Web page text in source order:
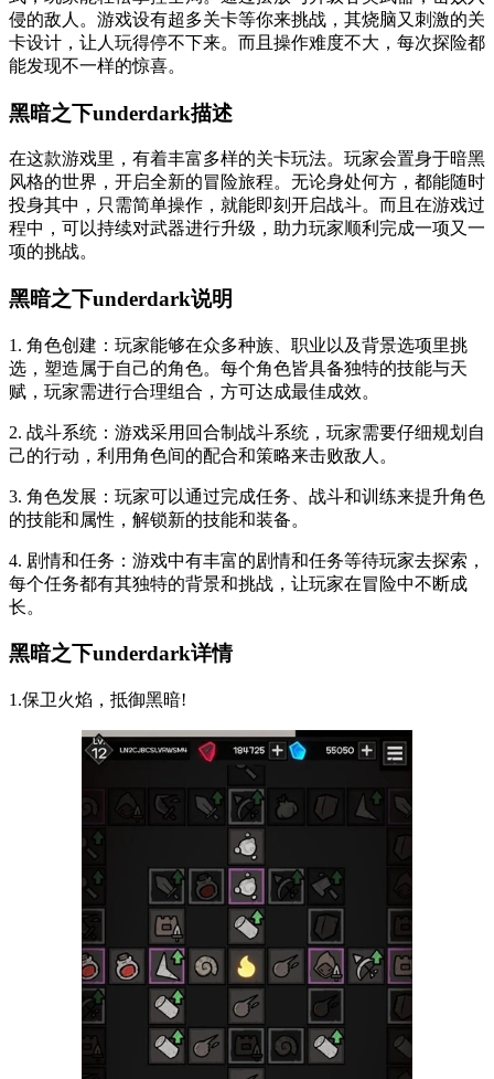
侵的敌人。游戏设有超多关卡等你来挑战，其烧脑又刺激的关
卡设计，让人玩得停不下来。而且操作难度不大，每次探险都
能发现不一样的惊喜。
黑暗之下underdark描述
在这款游戏里，有着丰富多样的关卡玩法。玩家会置身于暗黑
风格的世界，开启全新的冒险旅程。无论身处何方，都能随时
投身其中，只需简单操作，就能即刻开启战斗。而且在游戏过
程中，可以持续对武器进行升级，助力玩家顺利完成一项又一
项的挑战。
黑暗之下underdark说明
1. 角色创建：玩家能够在众多种族、职业以及背景选项里挑
选，塑造属于自己的角色。每个角色皆具备独特的技能与天
赋，玩家需进行合理组合，方可达成最佳成效。
2. 战斗系统：游戏采用回合制战斗系统，玩家需要仔细规划自
己的行动，利用角色间的配合和策略来击败敌人。
3. 角色发展：玩家可以通过完成任务、战斗和训练来提升角色
的技能和属性，解锁新的技能和装备。
4. 剧情和任务：游戏中有丰富的剧情和任务等待玩家去探索，
每个任务都有其独特的背景和挑战，让玩家在冒险中不断成
长。
黑暗之下underdark详情
1.保卫火焰，抵御黑暗!